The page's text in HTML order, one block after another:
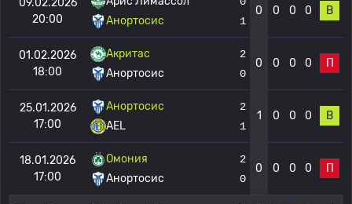
09.02.2026
20:00
Анортосис
1
0 0 0 0 В
01.02.2026
18:00
Акритас
Анортосис
2
0
0 0 0 0 П
25.01.2026
17:00
Анортосис
AEL
2
1
1 0 0 0 В
18.01.2026
17:00
Омония
Анортосис
2
0
0 0 0 0 П